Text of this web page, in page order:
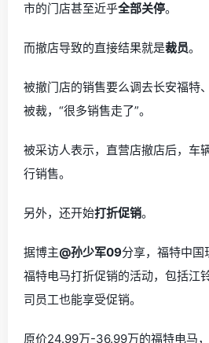
市的门店甚至近乎全部关停。
而撤店导致的直接结果就是裁员。
被撤门店的销售要么调去长安福特
被裁，“很多销售走了”。
被采访人表示，直营店撤店后，车
行销售。
另外，还开始打折促销。
据博主@孙少军09分享，福特中国
福特电马打折促销的活动，包括江
司员工也能享受促销。
原价24.99万-36.99万的福特电马